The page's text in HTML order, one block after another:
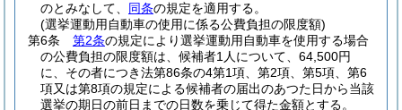
のとみなして、 同条の規定を適用する。
(選挙運動用自動車の使用に係る公費負担の限度額)
第6条
第2条の規定により選挙運動用自動車を使用する場合
の公費負担の限度額は、候補者1人について、64,500円
に、その者につき法第86条の4第1項、第2項、第5項、第6
項又は第8項の規定による候補者の届出のあつた日から当該
選挙の期日の前日までの日数を乗じて得た金額とする。